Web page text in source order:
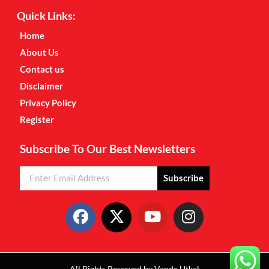
Quick Links:
Home
About Us
Contact us
Disclaimer
Privacy Policy
Register
Subscribe To Our Best Newsletters
Subscribe